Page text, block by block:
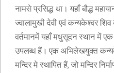
नामसे प्रसिद्ध था। यहाँ बौद्ध
ज्वालामुखी देवी एवं कन्यकेश्वर शिव
वर्तमानमें यहाँ मधुसूदन स्थान में
उपलब्ध हैं। एक अभिलेखयुक्त
मन्दिर मे स्थापित हैं, जो मन्दिर